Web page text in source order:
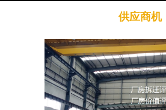
供应商机